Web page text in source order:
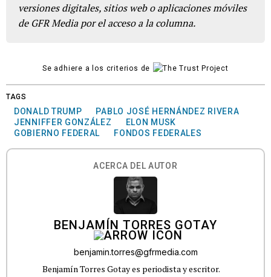
versiones digitales, sitios web o aplicaciones móviles
de GFR Media por el acceso a la columna.
Se adhiere a los criterios de
TAGS
DONALD TRUMP
PABLO JOSÉ HERNÁNDEZ RIVERA
JENNIFFER GONZÁLEZ
ELON MUSK
GOBIERNO FEDERAL
FONDOS FEDERALES
ACERCA DEL AUTOR
BENJAMÍN TORRES GOTAY
benjamin.torres@gfrmedia.com
Benjamín Torres Gotay es periodista y escritor.